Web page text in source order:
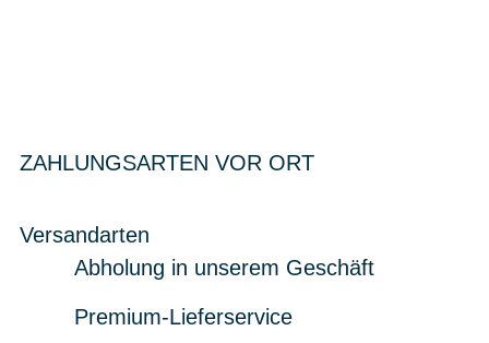
ZAHLUNGSARTEN VOR ORT
Versandarten
Abholung in unserem Geschäft
Premium-Lieferservice